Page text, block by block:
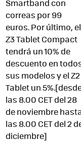
Smartband con
correas por 99
euros. Por último, el
Z3 Tablet Compact
tendrá un 10% de
descuento en
sus modelos y el Z2
Tablet un
las 8.00 CET del 28
de noviembre
las 8.00 CET del 2
diciembre]